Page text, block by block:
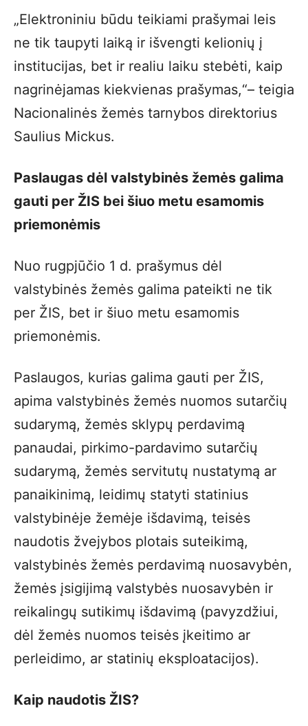
„Elektroniniu būdu teikiami prašymai leis
ne tik taupyti laiką ir išvengti kelionių į
institucijas, bet ir realiu laiku stebėti, kaip
nagrinėjamas kiekvienas prašymas,“– teigia
Nacionalinės žemės tarnybos direktorius
Saulius Mickus.
Paslaugas dėl valstybinės žemės galima
gauti per ŽIS bei šiuo metu esamomis
priemonėmis
Nuo rugpjūčio 1 d. prašymus dėl
valstybinės žemės galima pateikti ne tik
per ŽIS, bet ir šiuo metu esamomis
priemonėmis.
Paslaugos, kurias galima gauti per ŽIS,
apima valstybinės žemės nuomos sutarčių
sudarymą, žemės sklypų perdavimą
panaudai, pirkimo-pardavimo sutarčių
sudarymą, žemės servitutų nustatymą ar
panaikinimą, leidimų statyti statinius
valstybinėje žemėje išdavimą, teisės
naudotis žvejybos plotais suteikimą,
valstybinės žemės perdavimą nuosavybėn,
žemės įsigijimą valstybės nuosavybėn ir
reikalingų sutikimų išdavimą (pavyzdžiui,
dėl žemės nuomos teisės įkeitimo ar
perleidimo, ar statinių eksploatacijos).
Kaip naudotis ŽIS?